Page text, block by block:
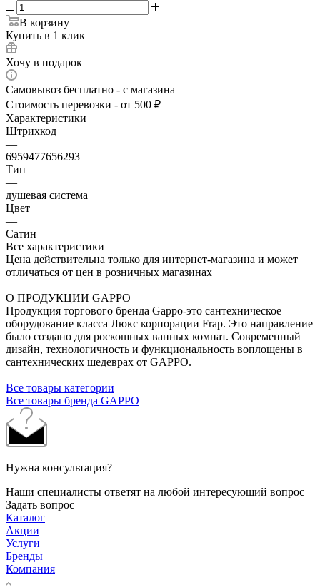
В корзину
Купить в 1 клик
Хочу в подарок
Самовывоз бесплатно - с магазина
Стоимость перевозки - от 500 ₽
Характеристики
Штрихкод
—
6959477656293
Тип
—
душевая система
Цвет
—
Сатин
Все характеристики
Цена действительна только для интернет-магазина и может
отличаться от цен в розничных магазинах
О ПРОДУКЦИИ GAPPO
Продукция торгового бренда Gappo-это сантехническое
оборудование класса Люкс корпорации Frap. Это направление
было создано для роскошных ванных комнат. Современный
дизайн, технологичность и функциональность воплощены в
сантехнических шедеврах от GAPPO.
Все товары категории
Все товары бренда GAPPO
Нужна консультация?
Наши специалисты ответят на любой интересующий вопрос
Задать вопрос
Каталог
Акции
Услуги
Бренды
Компания